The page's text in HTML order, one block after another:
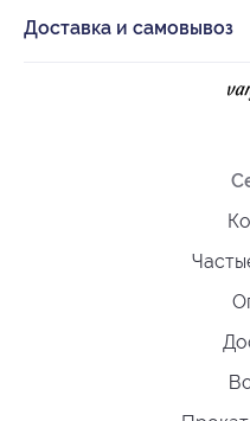
Доставка и самовывоз